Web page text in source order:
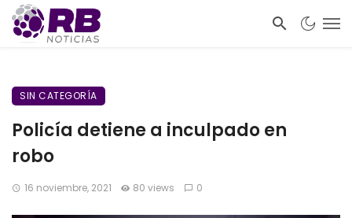
SIN CATEGORÍA
Policía detiene a inculpado en
robo
16 noviembre, 2021 80 views 0